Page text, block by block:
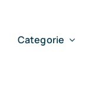
Categorie